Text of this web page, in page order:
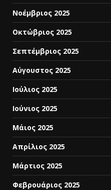
Νοέμβριος 2025
Οκτώβριος 2025
Σεπτέμβριος 2025
Αύγουστος 2025
Ιούλιος 2025
Ιούνιος 2025
Μάιος 2025
Απρίλιος 2025
Μάρτιος 2025
Φεβρουάριος 2025